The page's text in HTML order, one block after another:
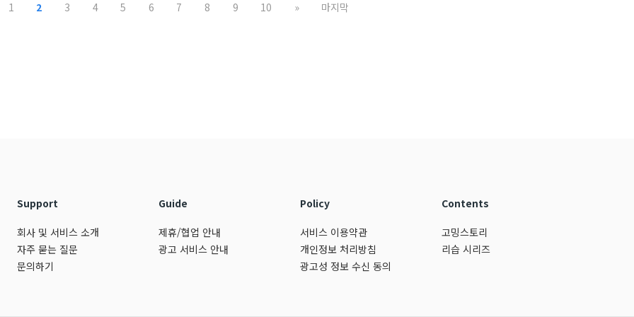
1 2 3 4 5 6 7 8 9 10 » 마지막
Support
회사 및 서비스 소개
자주 묻는 질문
문의하기
Guide
제휴/협업 안내
광고 서비스 안내
Policy
서비스 이용약관
개인정보 처리방침
광고성 정보 수신 동의
Contents
고밍스토리
리습 시리즈